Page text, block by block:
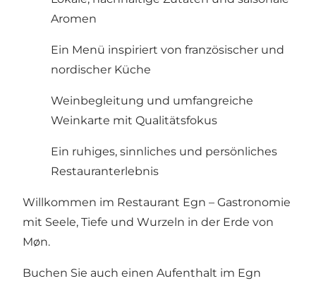
Aromen
Ein Menü inspiriert von französischer und
nordischer Küche
Weinbegleitung und umfangreiche
Weinkarte mit Qualitätsfokus
Ein ruhiges, sinnliches und persönliches
Restauranterlebnis
Willkommen im Restaurant Egn – Gastronomie
mit Seele, Tiefe und Wurzeln in der Erde von
Møn.
Buchen Sie auch einen Aufenthalt im Egn